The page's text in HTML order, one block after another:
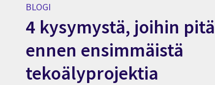
BLOGI
4 kysymystä, joihin
ennen ensimmäistä
tekoälyprojektia